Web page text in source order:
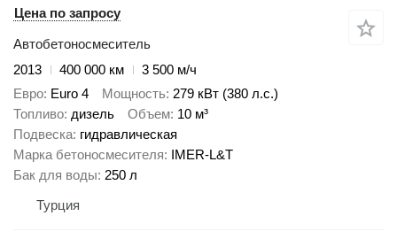
Цена по запросу
Автобетоносмеситель
2013
400 000 км
3 500 м/ч
Евро Euro 4 Мощность 279 кВт (380 л.с.)
Топливо дизель Объем 10 м³
Подвеска гидравлическая
Марка бетоносмесителя IMER-L&T
Бак для воды 250 л
Турция